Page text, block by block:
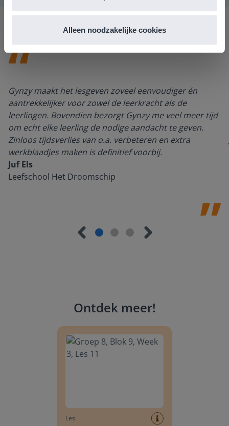
Alleen noodzakelijke cookies
Gynzy maakt het lesgeven zoveel eenvoudiger én
aantrekkelijker voor zowel de leerkracht als de
leerlingen. Bovendien bezorgt Gynzy me veel meer tijd
om echt elke leerling de nodige aandacht te geven.
Zinloos tijdsverlies van o.a. verbeteren en extra
werkblaadjes maken is definitief voorbij.
Juf Els
Leefschool Het Droomschip
Ontdek meer!
Les